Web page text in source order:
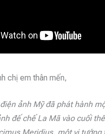
chị em thân mến,
ảnh Mỹ đã phát hành
đế chế La Mã vào cuối